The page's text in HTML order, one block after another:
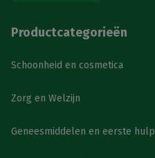
Productcategorieën
Schoonheid en cosmetica
Zorg en Welzijn
Geneesmiddelen en eerste hulp